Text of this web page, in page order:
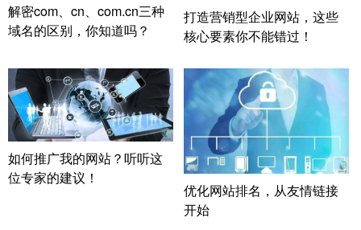
解密com、cn、com.cn三种
域名的区别，你知道吗？
打造营销型企业网站，这些
核心要素你不能错过！
如何推广我的网站？听听这
位专家的建议！
优化网站排名，从友情链接
开始